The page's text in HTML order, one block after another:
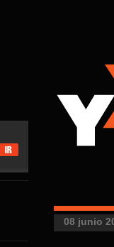
08 junio